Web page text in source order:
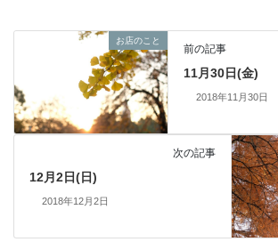
お店のこと
前の記事
11月30日(金)
2018年11月30日
次の記事
12月2日(日)
2018年12月2日